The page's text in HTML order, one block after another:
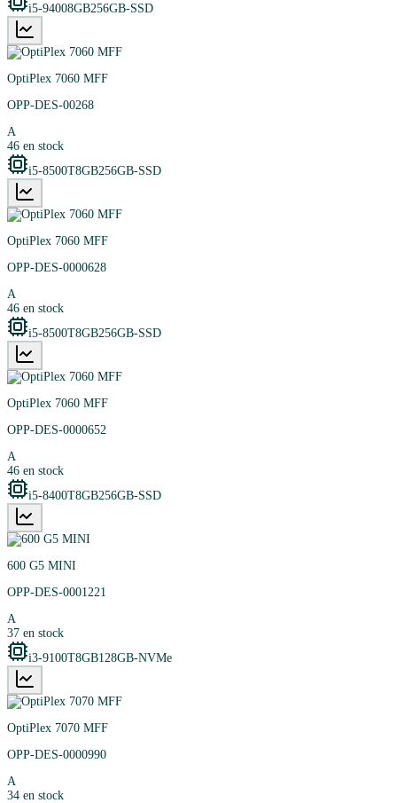
i5-94008GB256GB-SSD
OptiPlex 7060 MFF
OPP-DES-00268
A
46 en stock
i5-8500T8GB256GB-SSD
OptiPlex 7060 MFF
OPP-DES-0000628
A
46 en stock
i5-8500T8GB256GB-SSD
OptiPlex 7060 MFF
OPP-DES-0000652
A
46 en stock
i5-8400T8GB256GB-SSD
600 G5 MINI
OPP-DES-0001221
A
37 en stock
i3-9100T8GB128GB-NVMe
OptiPlex 7070 MFF
OPP-DES-0000990
A
34 en stock